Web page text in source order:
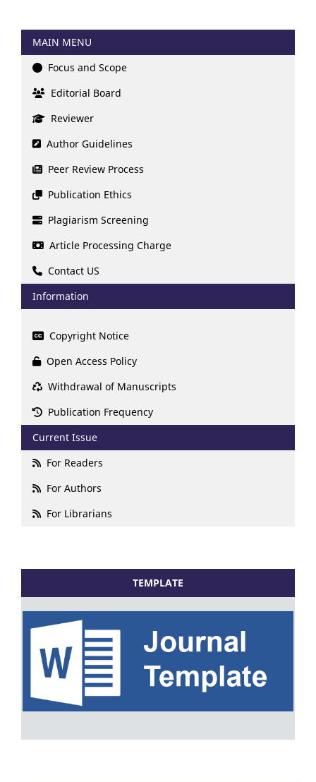
MAIN MENU
Focus and Scope
Editorial Board
Reviewer
Author Guidelines
Peer Review Process
Publication Ethics
Plagiarism Screening
Article Processing Charge
Contact US
Information
Copyright Notice
Open Access Policy
Withdrawal of Manuscripts
Publication Frequency
Current Issue
For Readers
For Authors
For Librarians
TEMPLATE